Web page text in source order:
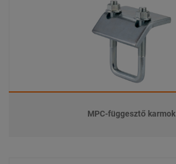
MPC-függesztő karmok